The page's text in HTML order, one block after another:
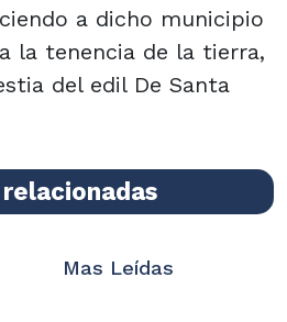
a dicho municipio
la tenencia de la tierra,
del edil De Santa
Mas Leídas